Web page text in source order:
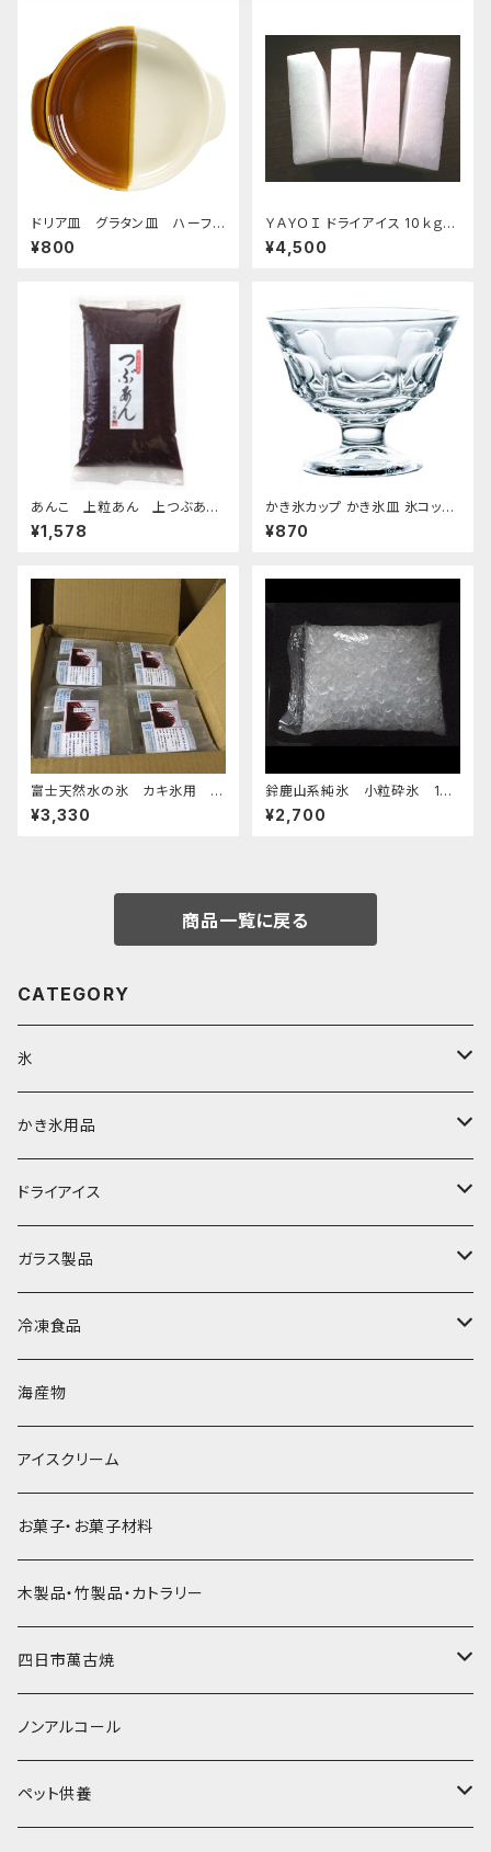
ドリア皿 グラタン皿 ハーフ＆
ハーフ ブラウン
¥800
ＹＡＹＯＩ ドライアイス 10ｋｇ
おすすめ
¥4,500
あんこ 上粒あん 上つぶあん
1kg-老舗あんこ屋のこだわり餡
¥1,578
かき氷カップ かき氷皿 氷コップ
デザートカップ、アイスクリーム
カップ 340ml 東洋佐々木ガラ
¥870
富士天然水の氷 カキ氷用 2
kg 4個セット 発泡スチロール箱
入り
¥3,330
鈴鹿山系純氷 小粒砕氷 14k
g
¥2,700
商品一覧に戻る
CATEGORY
氷
富士天然水の氷
丸氷
直径70mm
直径65mm
角氷
砕氷
氷河の氷
氷アイテム
かき氷用品
かき氷シロップ
無果汁1.8Lパック
無果汁1Lパック
無添加瓶シロップ
かき氷機・かき氷器
かき氷カップ
発泡スチロール無地-使い捨て
発泡スチロールプリント柄
かき氷スプーン・スプーンストロー
プラスチック・スプーン
プラスチック・スプーンストロー
コンデンスミルク・練乳・あんこ
かき氷セット
その他かき氷用品
ドライアイス
ドライアイス3ｋｇ
ドライアイス4ｋｇ
ドライアイス5ｋｇ
ドライアイス8ｋｇ
ドライアイス10ｋｇ
ドライアイス15ｋｇ
ドライアイス20ｋｇ
ドライアイス25ｋｇ
ガラス製品
オンザロック・グラス
ビール・グラス
タンブラー
かき氷器
冷凍食品
肉まん・あんまん
パスタ・スパゲッティ
惣菜
海産物
アイスクリーム
お菓子・お菓子材料
木製品・竹製品・カトラリー
四日市萬古焼
土鍋・土釜
一般土鍋
皿・椀・丼・小物
ノンアルコール
ペット供養